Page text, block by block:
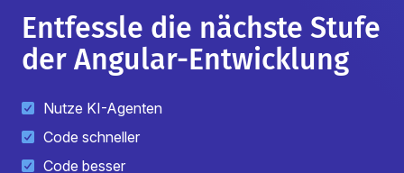
Entfessle die nächste Stufe
der Angular-Entwicklung
Nutze KI-Agenten
Code schneller
Code besser